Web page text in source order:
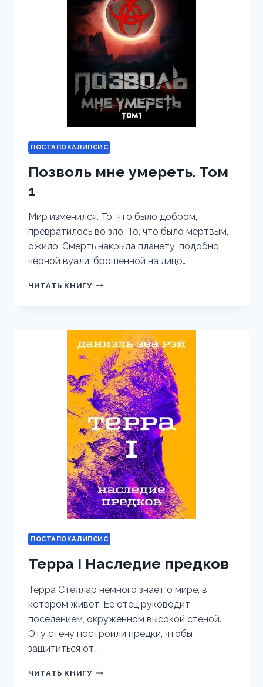
ПОСТАПОКАЛИПСИС
Позволь мне умереть. Том
1
Мир изменился. То, что было добром,
превратилось во зло. То, что было мёртвым,
ожило. Смерть накрыла планету, подобно
чёрной вуали, брошенной на лицо…
ЧИТАТЬ КНИГУПОЗВОЛЬ
1
ПОСТАПОКАЛИПСИС
Терра I Наследие предков
Терра Стеллар немного знает о мире, в
котором живет. Ее отец руководит
поселением, окруженном высокой стеной.
Эту стену построили предки, чтобы
защититься от…
ЧИТАТЬ КНИГУТЕРРА